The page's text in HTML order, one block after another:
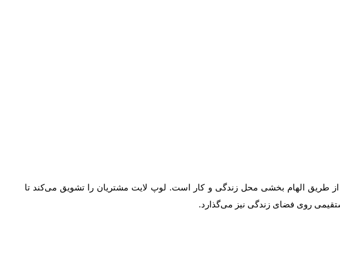
طریق الهام بخشی محل زندگی و کار است. لوپ لایت مشتریان را تشویق می‌کند تا
روی فضای زندگی نیز می‌گذارد.